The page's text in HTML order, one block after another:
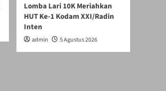
Lomba Lari 10K Meriahkan
HUT Ke-1 Kodam XXI/Radin
Inten
admin 5 Agustus 2026